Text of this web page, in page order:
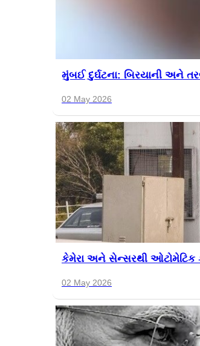
મુંબઈ દુર્ઘટના: બિરયાની અને
02 May 2026
કેમેરા અને સેન્સરથી ઓટોમેટિક
02 May 2026